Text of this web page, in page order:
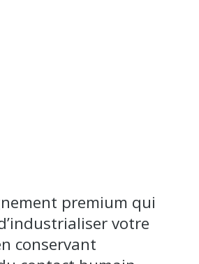
premium qui
votre
conservant